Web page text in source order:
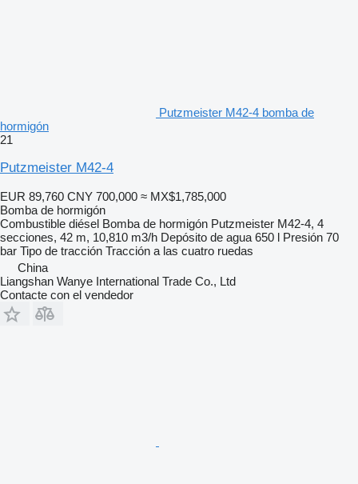
Putzmeister M42-4 bomba de
hormigón
21
Putzmeister M42-4
EUR 89,760 CNY 700,000 ≈ MX$1,785,000
Bomba de hormigón
Combustible diésel Bomba de hormigón Putzmeister M42-4, 4
secciones, 42 m, 10,810 m3/h Depósito de agua 650 l Presión 70
bar Tipo de tracción Tracción a las cuatro ruedas
China
Liangshan Wanye International Trade Co., Ltd
Contacte con el vendedor